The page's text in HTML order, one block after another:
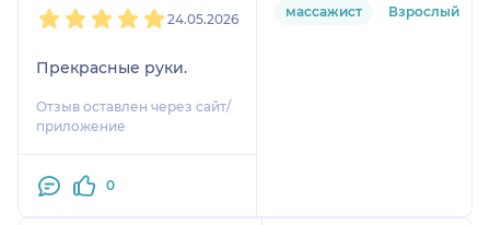
24.05.2026
Прекрасные руки.
Отзыв оставлен через сайт/
приложение
0
массажист Взрослый